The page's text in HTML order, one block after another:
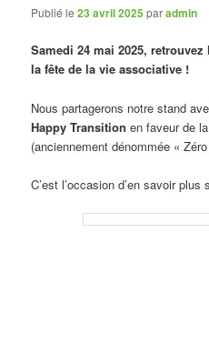
Publié le23 avril 2025 paradmin
Samedi 24 mai 2025,
la fête de la vie associative !
Nous partagerons notre stand
Happy Transition en faveur de
(anciennement dénommée «
C’est l’occasion d’en savoir